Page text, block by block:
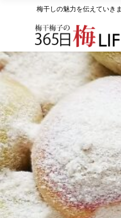
梅干しの魅力を伝えていきま